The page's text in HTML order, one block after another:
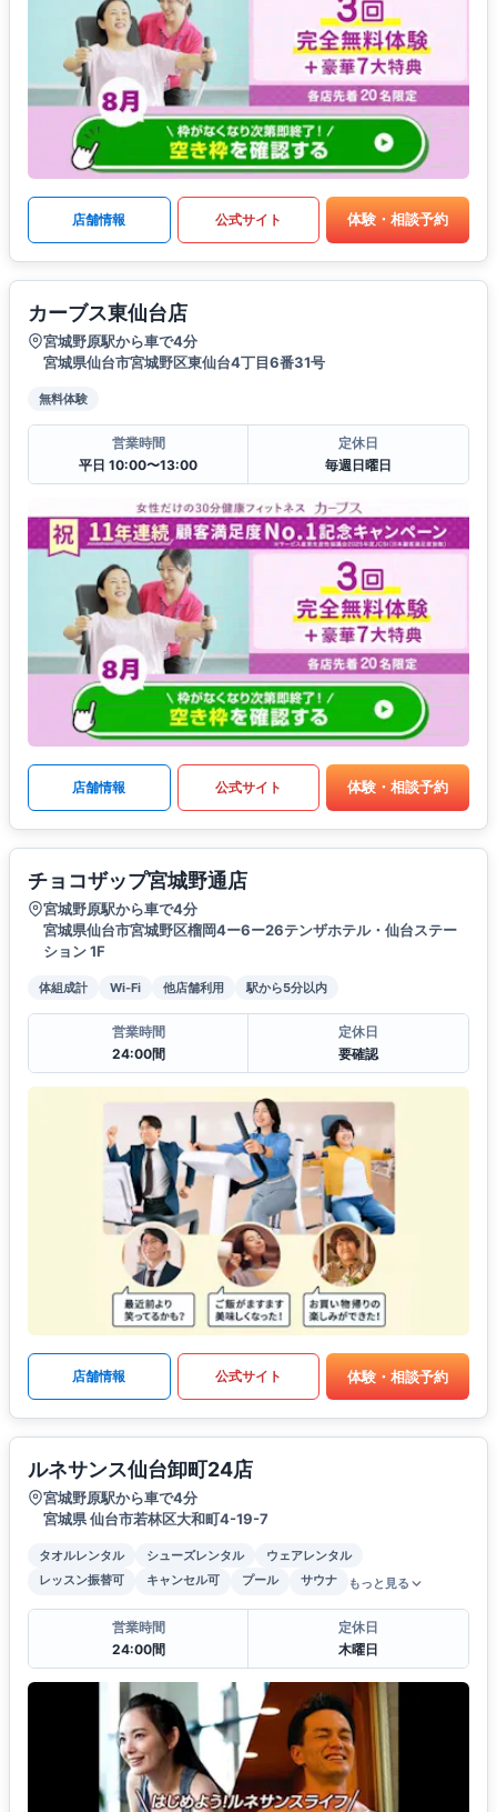
店舗情報 公式サイト 体験・相談予約
カーブス東仙台店
宮城野原駅から車で4分
宮城県仙台市宮城野区東仙台4丁目6番31号
無料体験
営業時間
平日 10:00〜13:00
定休日
毎週日曜日
店舗情報 公式サイト 体験・相談予約
チョコザップ宮城野通店
宮城野原駅から車で4分
宮城県仙台市宮城野区榴岡4ー6ー26テンザホテル・仙台ステー
ション 1F
体組成計 Wi-Fi 他店舗利用 駅から5分以内
営業時間
24:00間
定休日
要確認
店舗情報 公式サイト 体験・相談予約
ルネサンス仙台卸町24店
宮城野原駅から車で4分
宮城県 仙台市若林区大和町4-19-7
タオルレンタル シューズレンタル
ウェアレンタル
レッスン振替可
キャンセル可 プール サウナ もっと見る
営業時間
24:00間
定休日
木曜日